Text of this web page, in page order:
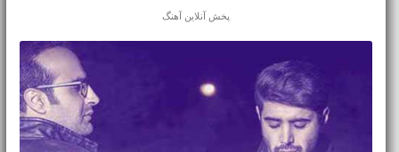
پخش آنلاین آهنگ